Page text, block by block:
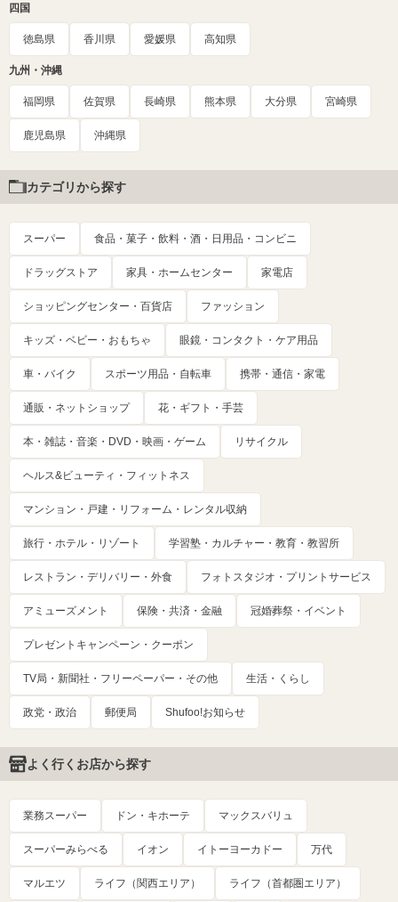
四国
徳島県 香川県 愛媛県 高知県
九州・沖縄
福岡県 佐賀県 長崎県 熊本県 大分県 宮崎県
鹿児島県 沖縄県
カテゴリから探す
スーパー 食品・菓子・飲料・酒・日用品・コンビニ
ドラッグストア 家具・ホームセンター 家電店
ショッピングセンター・百貨店 ファッション
キッズ・ベビー・おもちゃ 眼鏡・コンタクト・ケア用品
車・バイク スポーツ用品・自転車 携帯・通信・家電
通販・ネットショップ 花・ギフト・手芸
本・雑誌・音楽・DVD・映画・ゲーム リサイクル
ヘルス&ビューティ・フィットネス
マンション・戸建・リフォーム・レンタル収納
旅行・ホテル・リゾート 学習塾・カルチャー・教育・教習所
レストラン・デリバリー・外食 フォトスタジオ・プリントサービス
アミューズメント 保険・共済・金融 冠婚葬祭・イベント
プレゼントキャンペーン・クーポン
TV局・新聞社・フリーペーパー・その他 生活・くらし
政党・政治 郵便局 Shufoo!お知らせ
よく行くお店から探す
業務スーパー ドン・キホーテ マックスバリュ
スーパーみらべる イオン イトーヨーカドー 万代
マルエツ ライフ（関西エリア） ライフ（首都圏エリア）